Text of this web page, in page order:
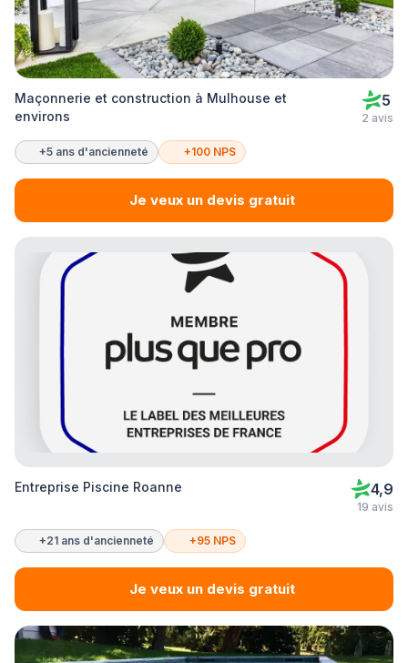
Maçonnerie et construction à Mulhouse et
environs
5
2 avis
+5 ans d'ancienneté +100 NPS
Je veux un devis gratuit
Entreprise Piscine Roanne 4,9
19 avis
+21 ans d'ancienneté +95 NPS
Je veux un devis gratuit